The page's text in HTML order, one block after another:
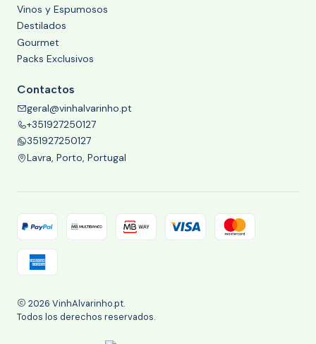
Vinos y Espumosos
Destilados
Gourmet
Packs Exclusivos
Contactos
geral@vinhalvarinho.pt
+351927250127
351927250127
Lavra, Porto, Portugal
2026 VinhAlvarinho.pt.
Todos los derechos reservados.